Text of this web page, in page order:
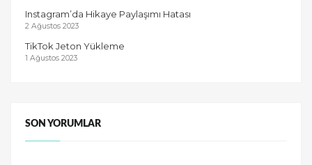
Instagram’da Hikaye Paylaşımı Hatası
2 Ağustos 2023
TikTok Jeton Yükleme
1 Ağustos 2023
SON YORUMLAR